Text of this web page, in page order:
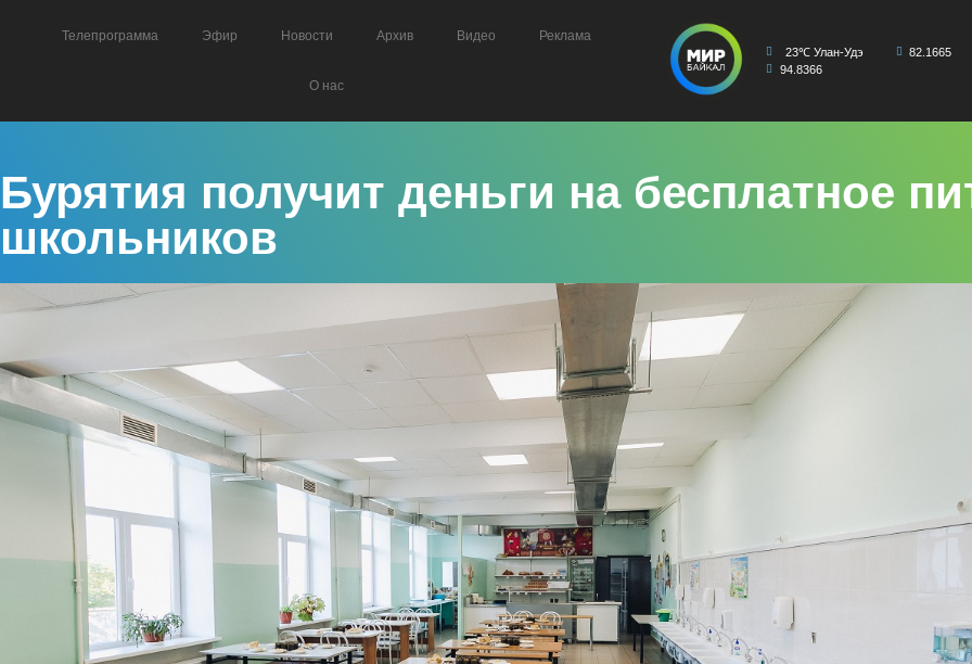
Телепрограмма Эфир Новости Архив Видео Реклама
О нас
23℃ Улан-Удэ
82.1665
94.8366
Бурятия получит деньги на бесплатное
школьников